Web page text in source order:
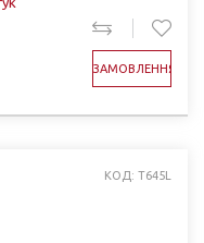
ЗАМОВЛЕННЯ
КОД: T645L